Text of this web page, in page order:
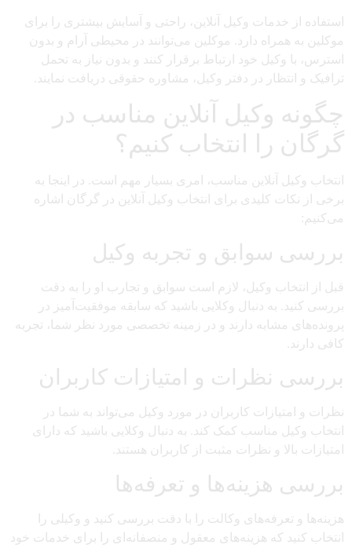
استفاده از خدمات وکیل آنلاین، راحتی و آسایش بیشتری را برای
موکلین به همراه دارد. موکلین می‌توانند در محیطی آرام و بدون
استرس، با وکیل خود ارتباط برقرار کنند و بدون نیاز به تحمل
ترافیک و انتظار در دفتر وکیل، مشاوره حقوقی دریافت نمایند.
چگونه وکیل آنلاین مناسب در
گرگان را انتخاب کنیم؟
انتخاب وکیل آنلاین مناسب، امری بسیار مهم است. در اینجا به
برخی از نکات کلیدی برای انتخاب وکیل آنلاین در گرگان اشاره
می‌کنیم:
بررسی سوابق و تجربه وکیل
قبل از انتخاب وکیل، لازم است سوابق و تجارب او را به دقت
بررسی کنید. به دنبال وکلایی باشید که سابقه موفقیت‌آمیز در
پرونده‌های مشابه دارند و در زمینه تخصصی مورد نظر شما، تجربه
کافی دارند.
بررسی نظرات و امتیازات کاربران
نظرات و امتیازات کاربران در مورد وکیل می‌تواند به شما در
انتخاب وکیل مناسب کمک کند. به دنبال وکلایی باشید که دارای
امتیازات بالا و نظرات مثبت از کاربران هستند.
بررسی هزینه‌ها و تعرفه‌ها
هزینه‌ها و تعرفه‌های وکالت را با دقت بررسی کنید و وکیلی را
انتخاب کنید که هزینه‌های معقول و منصفانه‌ای را برای خدمات خود